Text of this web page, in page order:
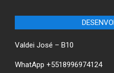
Valdei José – B10
WhatApp +5518996974124